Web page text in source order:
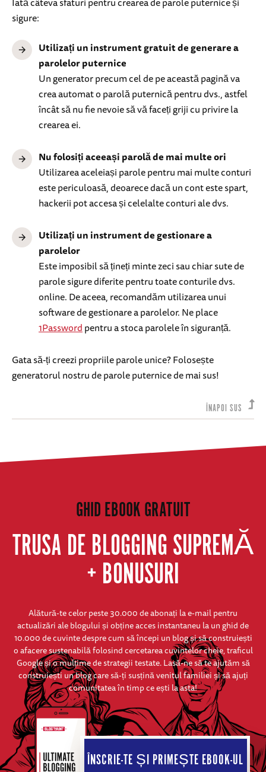
sigure:
Utilizați un instrument gratuit de generare a
parolelor puternice
Un generator precum cel de pe această pagină va
crea automat o parolă puternică pentru dvs., astfel
încât să nu fie nevoie să vă faceți griji cu privire la
crearea ei.
Nu folosiți aceeași parolă de mai multe ori
Utilizarea aceleiași parole pentru mai multe conturi
este periculoasă, deoarece dacă un cont este spart,
hackerii pot accesa și celelalte conturi ale dvs.
Utilizați un instrument de gestionare a
parolelor
Este imposibil să țineți minte zeci sau chiar sute de
parole sigure diferite pentru toate conturile dvs.
online. De aceea, recomandăm utilizarea unui
software de gestionare a parolelor. Ne place
1Passwordpentru a stoca parolele în siguranță.
Gata să-ți creezi propriile parole unice? Folosește
generatorul nostru de parole puternice de mai sus!
ÎNAPOI SUS
GHID EBOOK GRATUIT
TRUSA DE BLOGGING SUPREMĂ
+ BONUSURI
Alătură-te celor peste 30.000 de abonați la e-mail pentru
actualizări ale blogului și obține acces instantaneu la un ghid de
10.000 de cuvinte despre cum să începi un blog și să construiești
o afacere sustenabilă folosind cercetarea cuvintelor cheie, traficul
Google și o mulțime de strategii testate. Lasă-ne să te ajutăm să
construiești un blog care să-ți susțină venitul familiei și să ajuți
comunitatea în timp ce ești la asta!
ÎNSCRIE-TE ȘI PRIMEȘTE EBOOK-UL